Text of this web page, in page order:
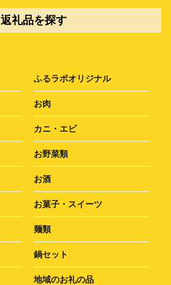
返礼品を探す
ふるラボオリジナル
お肉
カニ・エビ
お野菜類
お酒
お菓子・スイーツ
麺類
鍋セット
地域のお礼の品